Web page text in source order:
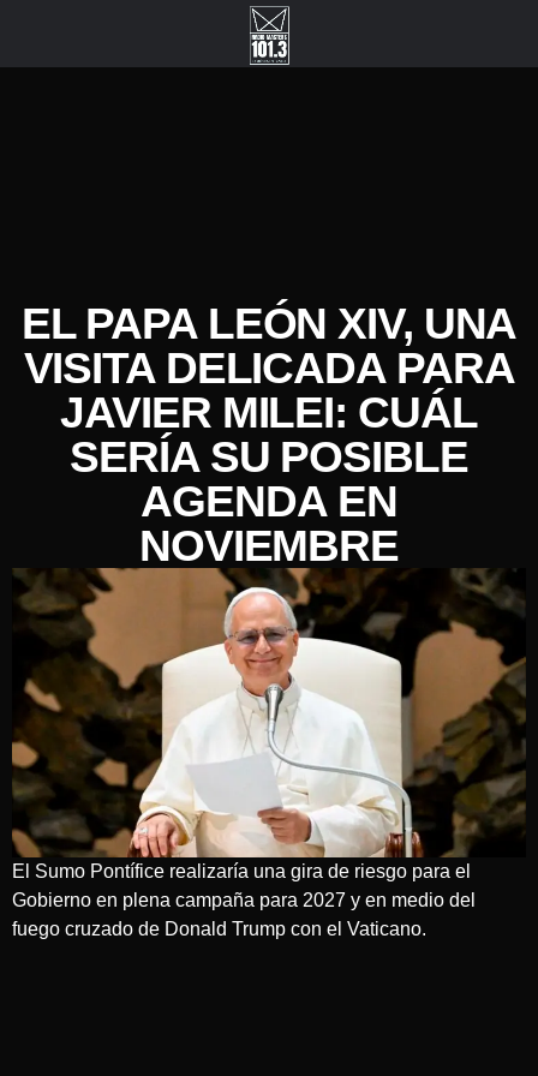
EL PAPA LEÓN XIV, UNA
VISITA DELICADA PARA
JAVIER MILEI: CUÁL
SERÍA SU POSIBLE
AGENDA EN
NOVIEMBRE
El Sumo Pontífice realizaría una gira de riesgo para el
Gobierno en plena campaña para 2027 y en medio del
fuego cruzado de Donald Trump con el Vaticano.